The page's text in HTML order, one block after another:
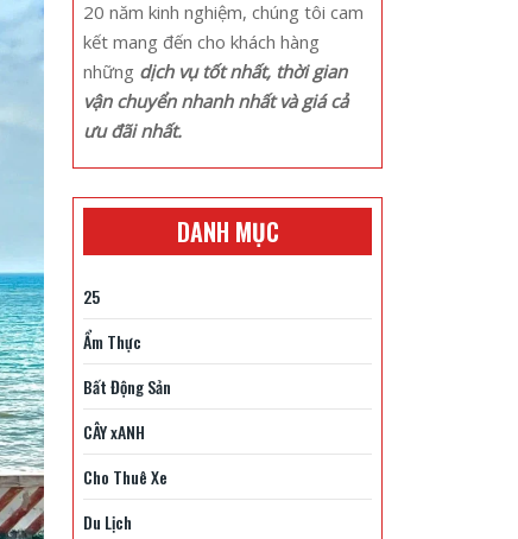
20 năm kinh nghiệm, chúng tôi cam
kết mang đến cho khách hàng
những dịch vụ tốt nhất, thời gian
vận chuyển nhanh nhất và giá cả
ưu đãi nhất.
DANH MỤC
25
Ẩm Thực
Bất Động Sản
CÂY xANH
Cho Thuê Xe
Du Lịch